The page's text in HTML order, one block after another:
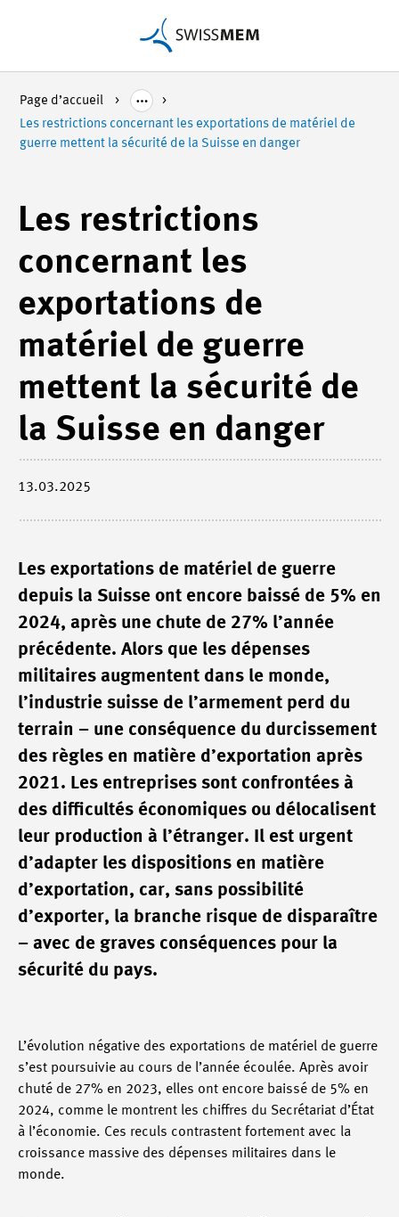
Page d’accueil
Les restrictions concernant les exportations de matériel de
guerre mettent la sécurité de la Suisse en danger
Les restrictions
concernant les
exportations de
matériel de guerre
mettent la sécurité de
la Suisse en danger
13.03.2025
Les exportations de matériel de guerre
depuis la Suisse ont encore baissé de 5% en
2024, après une chute de 27% l’année
précédente. Alors que les dépenses
militaires augmentent dans le monde,
l’industrie suisse de l’armement perd du
terrain – une conséquence du durcissement
des règles en matière d’exportation après
2021. Les entreprises sont confrontées à
des difficultés économiques ou délocalisent
leur production à l’étranger. Il est urgent
d’adapter les dispositions en matière
d’exportation, car, sans possibilité
d’exporter, la branche risque de disparaître
– avec de graves conséquences pour la
sécurité du pays.
L’évolution négative des exportations de matériel de guerre
s’est poursuivie au cours de l’année écoulée. Après avoir
chuté de 27% en 2023, elles ont encore baissé de 5% en
2024, comme le montrent les chiffres du Secrétariat d’État
à l’économie. Ces reculs contrastent fortement avec la
croissance massive des dépenses militaires dans le
monde.